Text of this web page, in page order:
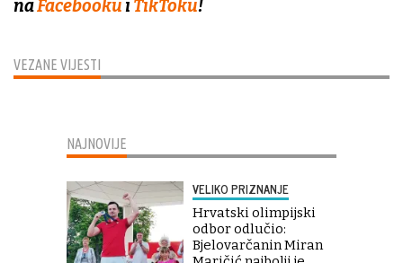
VEZANE VIJESTI
naFacebookuiTikToku!
NAJNOVIJE
VELIKO PRIZNANJE
Hrvatski olimpijski
odbor odlučio:
Bjelovarčanin Miran